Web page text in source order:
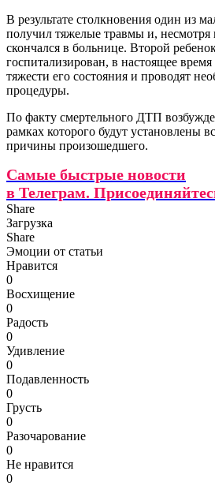
В результате столкновения один из
получил тяжелые травмы и, несмотря
скончался в больнице. Второй
госпитализирован, в настоящее
тяжести его состояния и проводят
процедуры.
По факту смертельного ДТП
рамках которого будут установлены
причины произошедшего.
Самые быстрые новости
в Телеграм.
Share
Загрузка
Share
Эмоции от статьи
Нравится
0
Восхищение
0
Радость
0
Удивление
0
Подавленность
0
Грусть
0
Разочарование
0
Не нравится
0